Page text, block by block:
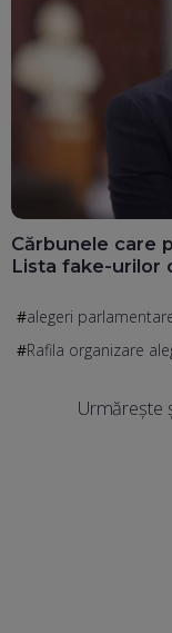
Cărbunele care
Lista fake-urilor
alegeri
Rafila organizare
Urmărește